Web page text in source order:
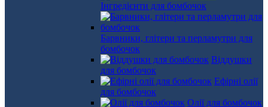
Інгредієнти для бомбочок
Барвники, глітери та перламутри для
бомбочок
Віддушки
для бомбочок
Ефірні олії
для бомбочок
Олії для бомбочок